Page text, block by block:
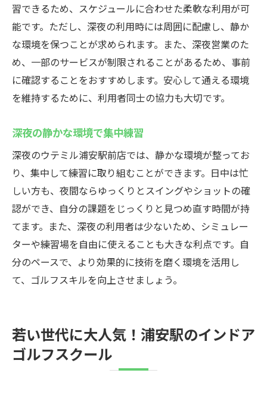
習できるため、スケジュールに合わせた柔軟な利用が可
能です。ただし、深夜の利用時には周囲に配慮し、静か
な環境を保つことが求められます。また、深夜営業のた
め、一部のサービスが制限されることがあるため、事前
に確認することをおすすめします。安心して通える環境
を維持するために、利用者同士の協力も大切です。
深夜の静かな環境で集中練習
深夜のウテミル浦安駅前店では、静かな環境が整ってお
り、集中して練習に取り組むことができます。日中は忙
しい方も、夜間ならゆっくりとスイングやショットの確
認ができ、自分の課題をじっくりと見つめ直す時間が持
てます。また、深夜の利用者は少ないため、シミュレー
ターや練習場を自由に使えることも大きな利点です。自
分のペースで、より効果的に技術を磨く環境を活用し
て、ゴルフスキルを向上させましょう。
若い世代に大人気！浦安駅のインドア
ゴルフスクール